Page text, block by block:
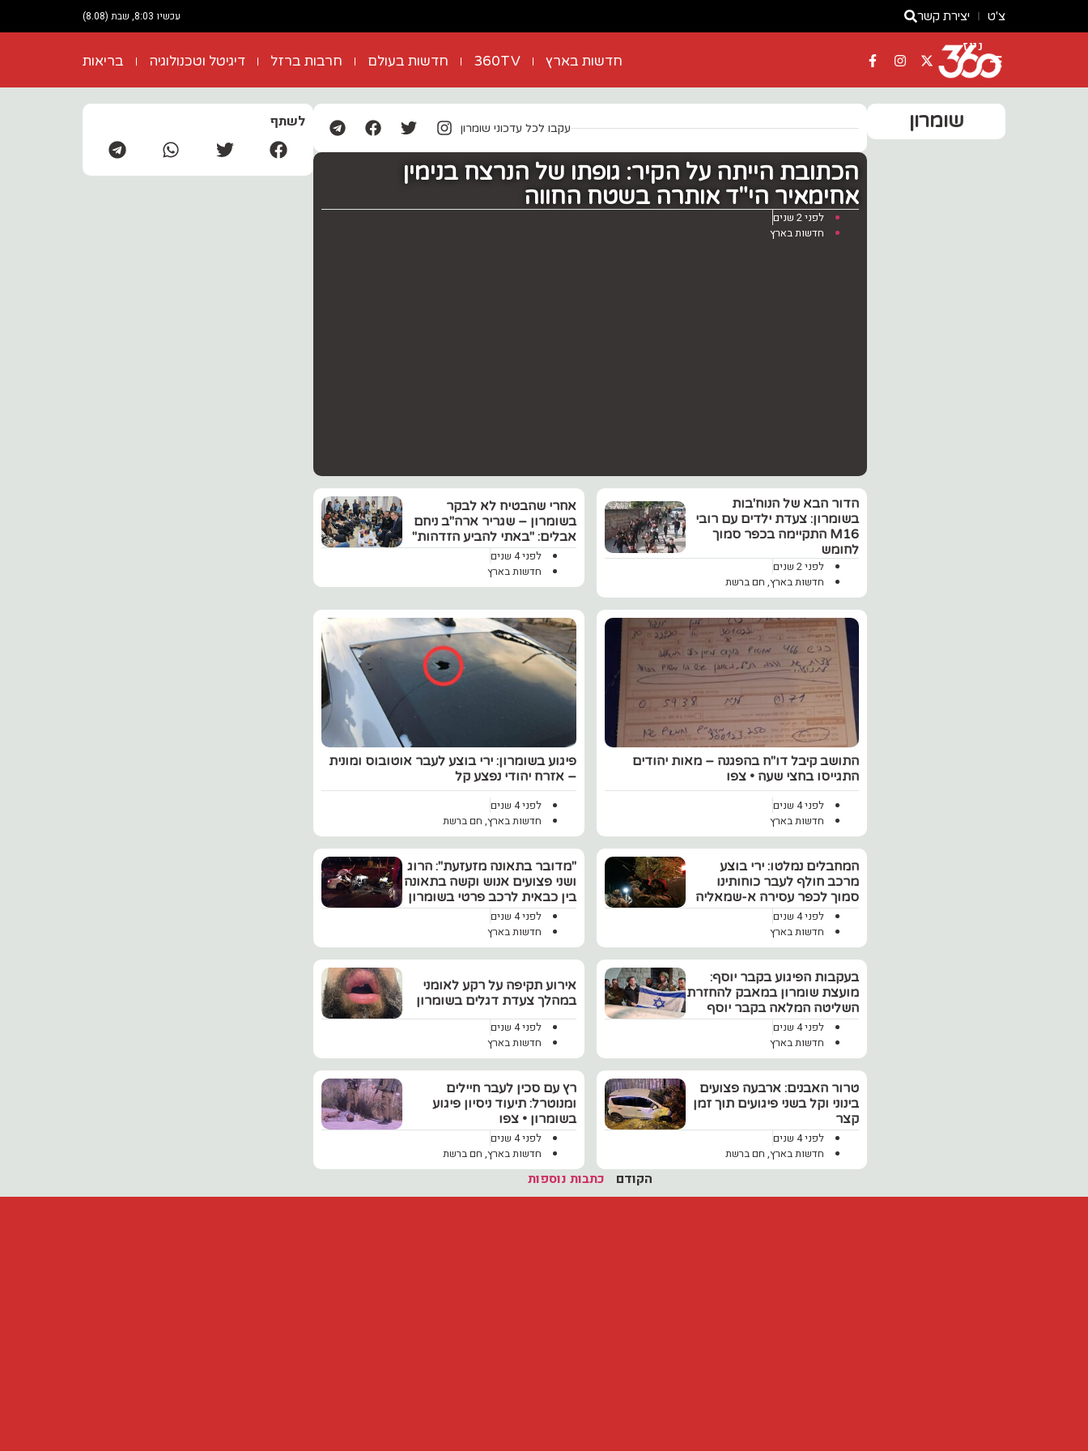
צ'ט יצירת קשר עכשיו 8:03, שבת (8.08)
ניוז
חדשות בארץ 360TV חדשות בעולם חרבות ברזל דיגיטל וטכנולוגיה בריאות
שומרון עקבו לכל עדכוני שומרון
הכתובת הייתה על הקיר: גופתו של הנרצח בנימין
אחימאיר הי"ד אותרה בשטח החווה
לפני 2 שנים
חדשות בארץ
הדור הבא של הנוח'בות
בשומרון: צעדת ילדים עם רובי
M16 התקיימה בכפר סמוך
לחומש
לפני 2 שנים
חדשות בארץ, חם ברשת
אחרי שהבטיח לא לבקר
בשומרון – שגריר ארה"ב ניחם
אבלים: "באתי להביע הזדהות"
לפני 4 שנים
חדשות בארץ
התושב קיבל דו"ח בהפגנה – מאות יהודים
התגייסו בחצי שעה • צפו
לפני 4 שנים
חדשות בארץ
פיגוע בשומרון: ירי בוצע לעבר אוטובוס ומונית
– אזרח יהודי נפצע קל
לפני 4 שנים
חדשות בארץ, חם ברשת
המחבלים נמלטו: ירי בוצע
מרכב חולף לעבר כוחותינו
סמוך לכפר עסירה א-שמאליה
לפני 4 שנים
חדשות בארץ
"מדובר בתאונה מזעזעת": הרוג
ושני פצועים אנוש וקשה בתאונה
בין כבאית לרכב פרטי בשומרון
לפני 4 שנים
חדשות בארץ
בעקבות הפיגוע בקבר יוסף:
מועצת שומרון במאבק להחזרת
השליטה המלאה בקבר יוסף
לפני 4 שנים
חדשות בארץ
אירוע תקיפה על רקע לאומני
במהלך צעדת דגלים בשומרון
לפני 4 שנים
חדשות בארץ
טרור האבנים: ארבעה פצועים
בינוני וקל בשני פיגועים תוך זמן
קצר
לפני 4 שנים
חדשות בארץ, חם ברשת
רץ עם סכין לעבר חיילים
ומנוטרל: תיעוד ניסיון פיגוע
בשומרון • צפו
לפני 4 שנים
חדשות בארץ, חם ברשת
הקודם כתבות נוספות
לשתף